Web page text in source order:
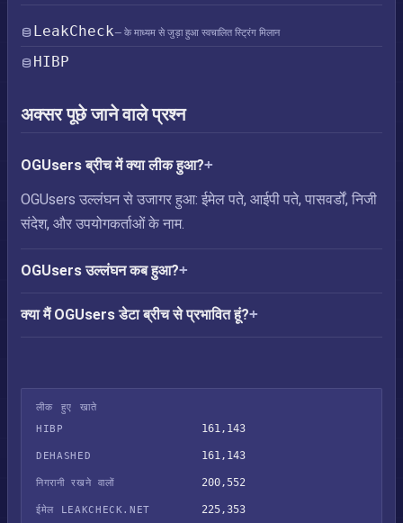
LeakCheck— के माध्यम से जुड़ा हुआ स्वचालित स्ट्रिंग मिलान
HIBP
अक्सर पूछे जाने वाले प्रश्न
OGUsers ब्रीच में क्या लीक हुआ?
OGUsers उल्लंघन से उजागर हुआ: ईमेल पते, आईपी पते, पासवर्डों, निजी
संदेश, और उपयोगकर्ताओं के नाम.
OGUsers उल्लंघन कब हुआ?
क्या मैं OGUsers डेटा ब्रीच से प्रभावित हूं?
लीक हुए खाते
HIBP
161,143
DEHASHED 161,143
निगरानी रखने वालों 200,552
ईमेल LEAKCHECK.NET 225,353